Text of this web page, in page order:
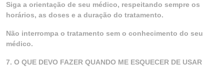
Siga a orientação de seu médico, respeitando sempre os
horários, as doses e a duração do tratamento.
Não interrompa o tratamento sem o conhecimento do seu
médico.
7. O QUE DEVO FAZER QUANDO ME ESQUECER DE USAR